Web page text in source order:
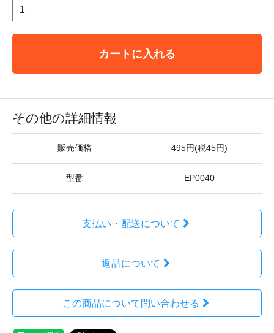
カートに入れる
その他の詳細情報
販売価格 495円(税45円)
型番 EP0040
支払い・配送について
返品について
この商品について問い合わせる